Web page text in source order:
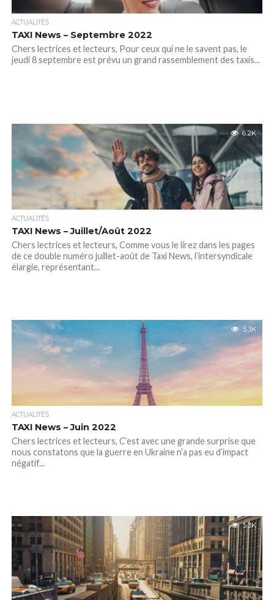
ACTUALITÉS
TAXI News – Septembre 2022
Chers lectrices et lecteurs, Pour ceux qui ne le savent pas, le
jeudi 8 septembre est prévu un grand rassemblement des taxis...
6.2K
ACTUALITÉS
TAXI News – Juillet/Août 2022
Chers lectrices et lecteurs, Comme vous le lirez dans les pages
de ce double numéro juillet-août de Taxi News, l’intersyndicale
élargie, représentant...
5.3K
ACTUALITÉS
TAXI News – Juin 2022
Chers lectrices et lecteurs, C’est avec une grande surprise que
nous constatons que la guerre en Ukraine n’a pas eu d’impact
négatif...
5.3K